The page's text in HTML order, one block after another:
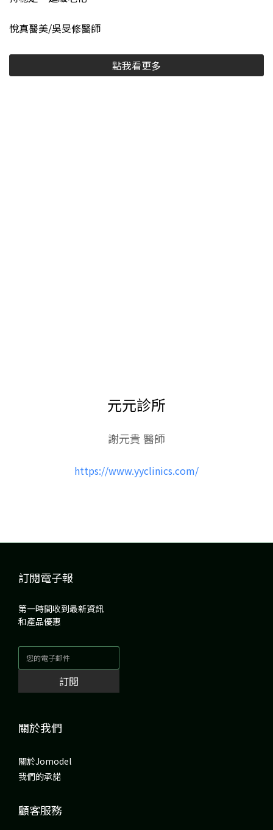
悅真醫美/吳旻修醫師
點我看更多
元元診所
謝元貴 醫師
https://www.yyclinics.com/
訂閱電子報
第一時間收到最新資訊
和產品優惠
訂閱
關於我們
關於Jomodel
我們的承諾
顧客服務